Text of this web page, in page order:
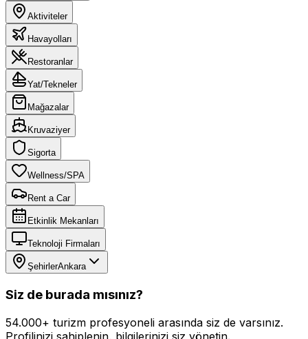
Aktiviteler
Havayolları
Restoranlar
Yat/Tekneler
Mağazalar
Kruvaziyer
Sigorta
Wellness/SPA
Rent a Car
Etkinlik Mekanları
Teknoloji Firmaları
ŞehirlerAnkara
Siz de burada mısınız?
54.000+ turizm profesyoneli arasında siz de varsınız.
Profilinizi sahiplenin, bilgilerinizi siz yönetin.